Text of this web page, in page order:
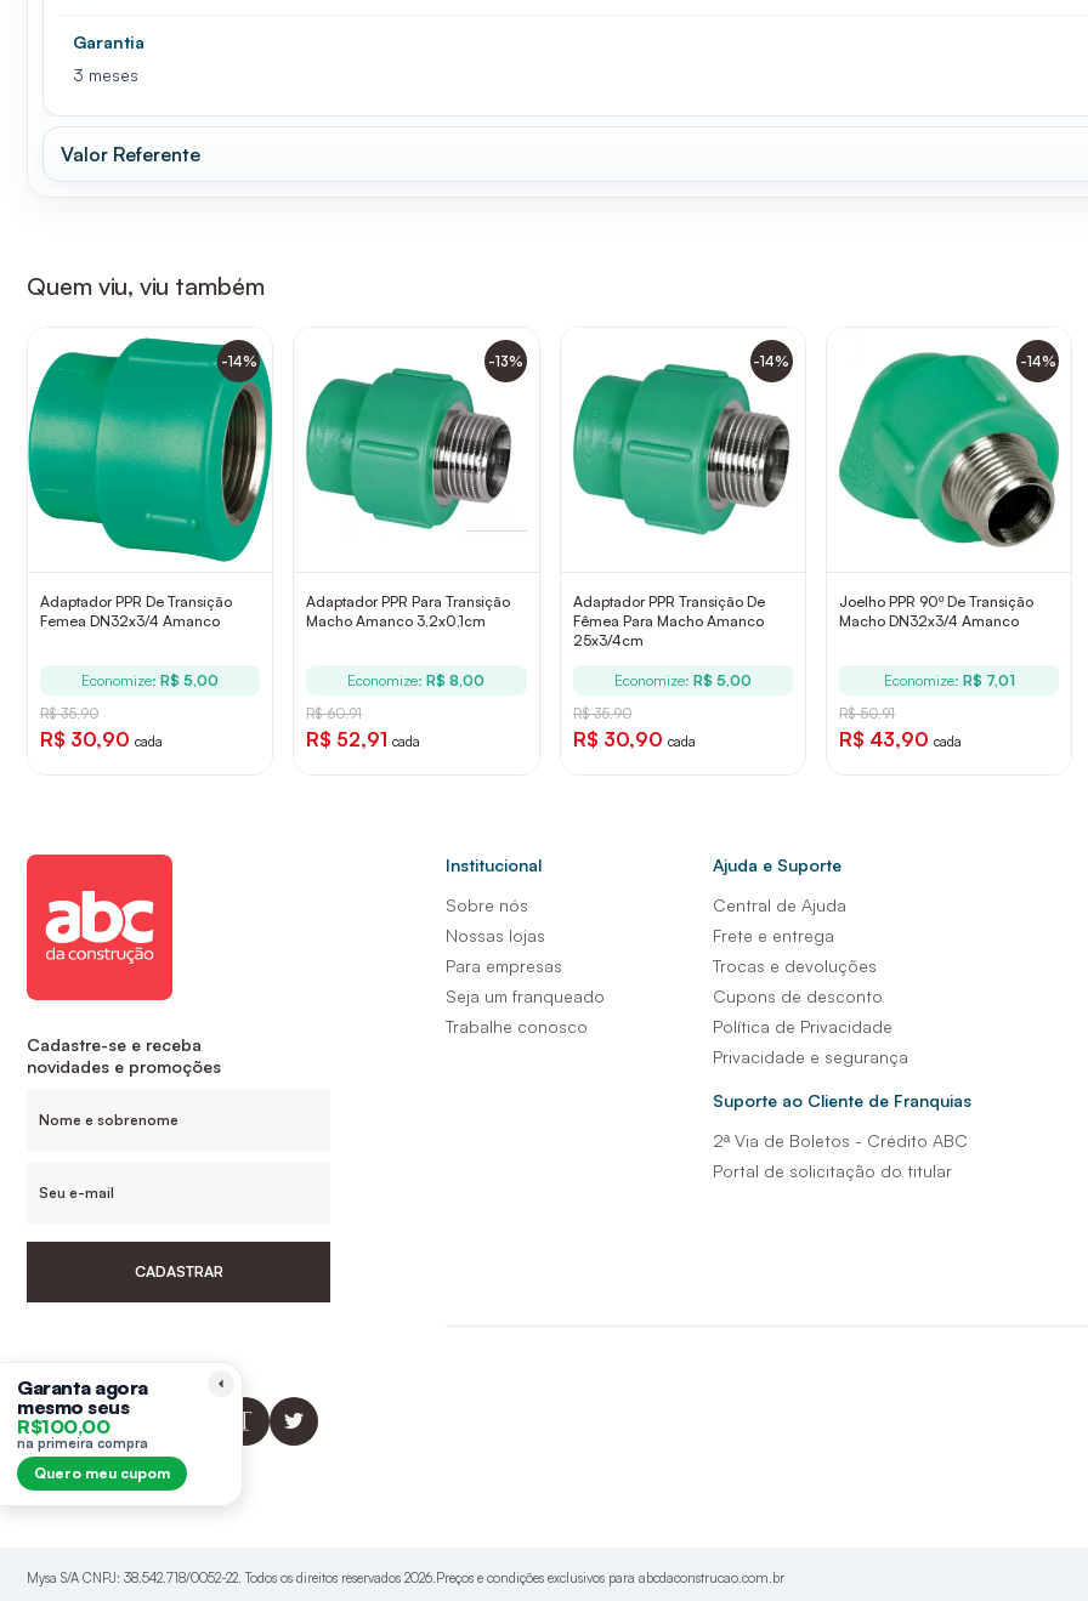
Garantia
3 meses
Valor Referente
Quem viu, viu também
-14%
Adaptador PPR De Transição
Femea DN32x3/4 Amanco
Economize:R$ 5,00
R$ 35,90
R$ 30,90 cada
-13%
Adaptador PPR Para Transição
Macho Amanco 3,2x0,1cm
Economize:R$ 8,00
R$ 60,91
R$ 52,91 cada
-14%
Adaptador PPR Transição De
Fêmea Para Macho Amanco
25x3/4cm
Economize: R$ 5,00
R$ 35,90
R$ 30,90 cada
-14%
Joelho PPR 90º De Transição
Macho DN32x3/4 Amanco
Economize: R$ 7,01
R$ 50,91
R$ 43,90 cada
Cadastre-se e receba
novidades e promoções
CADASTRAR
Institucional
Sobre nós
Nossas lojas
Para empresas
Seja um franqueado
Trabalhe conosco
Ajuda e Suporte
Central de Ajuda
Frete e entrega
Trocas e devoluções
Cupons de desconto
Política de Privacidade
Privacidade e segurança
Suporte ao Cliente de Franquias
2ª Via de Boletos - Crédito ABC
Portal de solicitação do titular
Mysa S/A CNPJ: 38.542.718/0052-22. Todos os direitos reservados 2026.Preços e condições exclusivos para abcdaconstrucao.com.br
Garanta agora
mesmo seus
R$100,00
na primeira compra
Quero meu cupom